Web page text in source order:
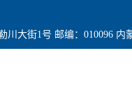
川大街1号 邮编：010096 内